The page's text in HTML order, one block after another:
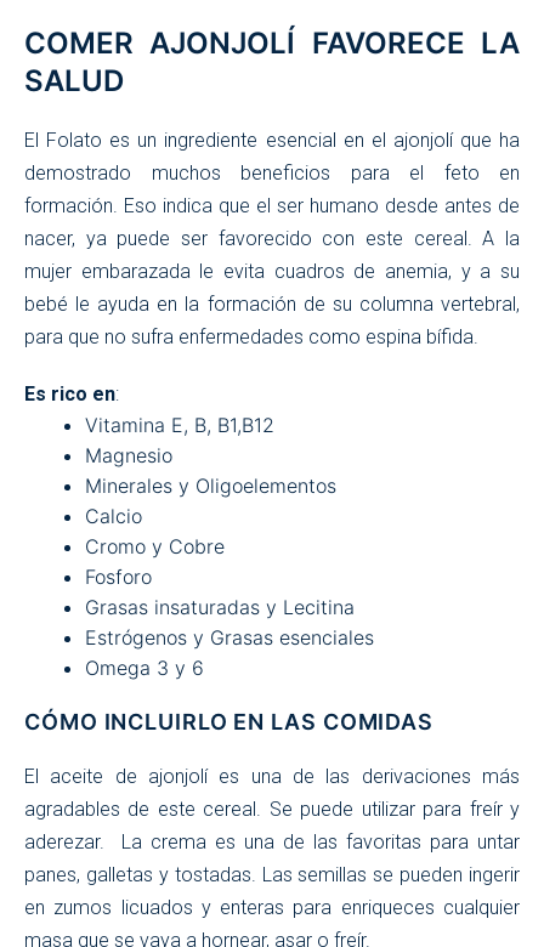
COMER AJONJOLÍ FAVORECE LA
SALUD
El Folato es un ingrediente esencial en el ajonjolí que ha
demostrado muchos beneficios para el feto en
formación. Eso indica que el ser humano desde antes de
nacer, ya puede ser favorecido con este cereal. A la
mujer embarazada le evita cuadros de anemia, y a su
bebé le ayuda en la formación de su columna vertebral,
para que no sufra enfermedades como espina bífida.
Es rico en:
Vitamina E, B, B1,B12
Magnesio
Minerales y Oligoelementos
Calcio
Cromo y Cobre
Fosforo
Grasas insaturadas y Lecitina
Estrógenos y Grasas esenciales
Omega 3 y 6
CÓMO INCLUIRLO EN LAS COMIDAS
El aceite de ajonjolí es una de las derivaciones más
agradables de este cereal. Se puede utilizar para freír y
aderezar. La crema es una de las favoritas para untar
panes, galletas y tostadas. Las semillas se pueden ingerir
en zumos licuados y enteras para enriqueces cualquier
masa que se vaya a hornear, asar o freír.